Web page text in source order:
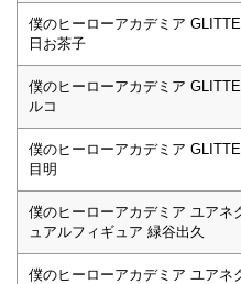
僕のヒーローアカデミア
日お茶子
僕のヒーローアカデミア
ルコ
僕のヒーローアカデミア
目明
僕のヒーローアカデミア ユアネ
ュアルフィギュア 緑谷出久
僕のヒーローアカデミア ユアネ